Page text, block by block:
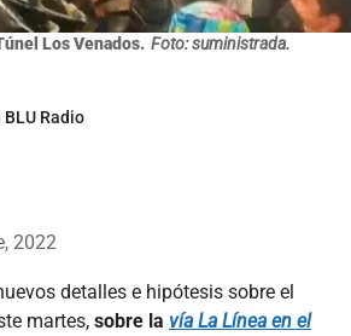
Los Venados. Foto: suministrada.
Radio
2022
detalles e hipótesis sobre el
martes, sobre la vía La Línea en el